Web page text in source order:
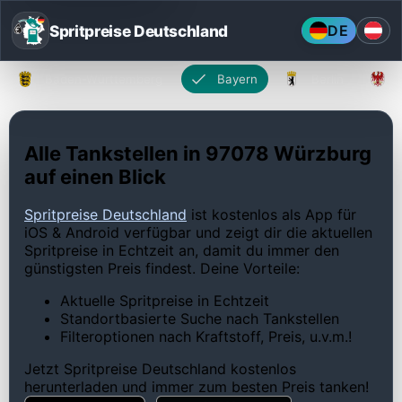
Spritpreise Deutschland DE
Bayern
Alle Tankstellen in 97078 Würzburg
auf einen Blick
Spritpreise Deutschland ist kostenlos als App für
iOS & Android verfügbar und zeigt dir die aktuellen
Spritpreise in Echtzeit an, damit du immer den
günstigsten Preis findest. Deine Vorteile:
Aktuelle Spritpreise in Echtzeit
Standortbasierte Suche nach Tankstellen
Filteroptionen nach Kraftstoff, Preis, u.v.m.!
Jetzt Spritpreise Deutschland kostenlos
herunterladen und immer zum besten Preis tanken!